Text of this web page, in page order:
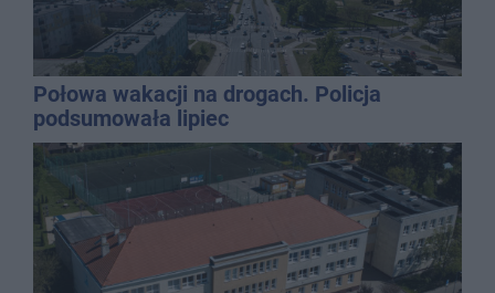
Połowa wakacji na drogach. Policja
podsumowała lipiec